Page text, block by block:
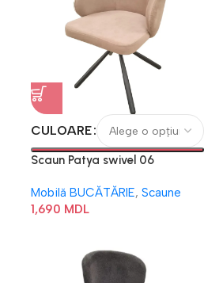
CULOARE
Scaun Patya swivel 06
Mobilă BUCĂTĂRIE, Scaune
1,690 MDL